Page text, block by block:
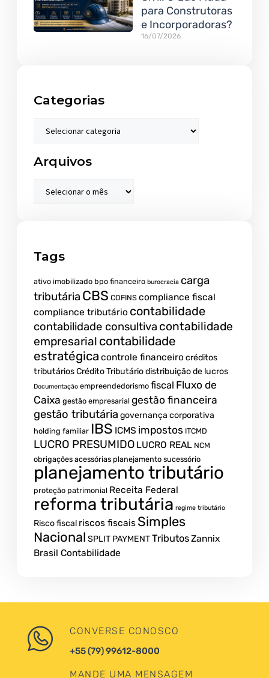
para Construtoras
e Incorporadoras?
16/07/2026
Categorias
Arquivos
Tags
ativo imobilizado bpo financeiro burocracia carga
tributária CBS COFINS compliance fiscal
compliance tributário contabilidade
contabilidade consultiva contabilidade
empresarial contabilidade
estratégica controle financeiro créditos
tributáriosCrédito Tributáriodistribuição de lucros
Documentação empreendedorismo fiscal Fluxo de
Caixa gestão empresarial gestão financeira
gestão tributária governança corporativa
holding familiar IBS ICMS impostos ITCMD
LUCRO PRESUMIDO LUCRO REAL NCM
obrigações acessórias planejamento sucessório
planejamento tributário
proteção patrimonial Receita Federal
reforma tributária regime tributário
Risco fiscal riscos fiscais Simples
Nacional SPLIT PAYMENTTributosZannix
Brasil Contabilidade
CONVERSE CONOSCO
+55 (79) 99612-8000
MANDE UMA MENSAGEM